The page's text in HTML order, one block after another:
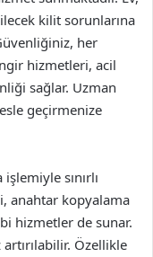
kilit sorunlarına
her
hizmetleri, acil
sağlar. Uzman
geçirmenize
sınırlı
anahtar kopyalama
hizmetler de sunar.
Özellikle